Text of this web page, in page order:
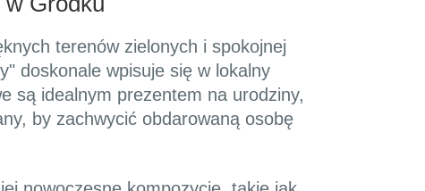
terenów zielonych i spokojnej
doskonale wpisuje się w lokalny
są idealnym prezentem na urodziny,
by zachwycić obdarowaną osobę